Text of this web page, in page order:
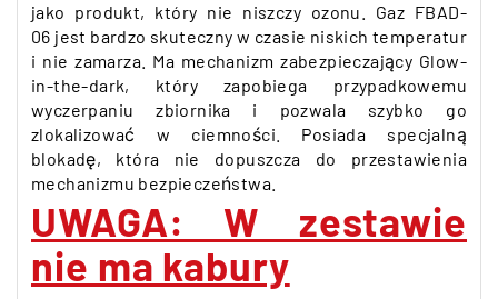
jako produkt, który nie niszczy ozonu. Gaz FBAD-
06 jest bardzo skuteczny w czasie niskich temperatur
i nie zamarza. Ma mechanizm zabezpieczający Glow-
in-the-dark, który zapobiega przypadkowemu
wyczerpaniu zbiornika i pozwala szybko go
zlokalizować w ciemności. Posiada specjalną
blokadę, która nie dopuszcza do przestawienia
mechanizmu bezpieczeństwa.
UWAGA: W zestawie
nie ma kabury